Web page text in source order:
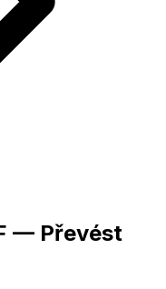
— Převést